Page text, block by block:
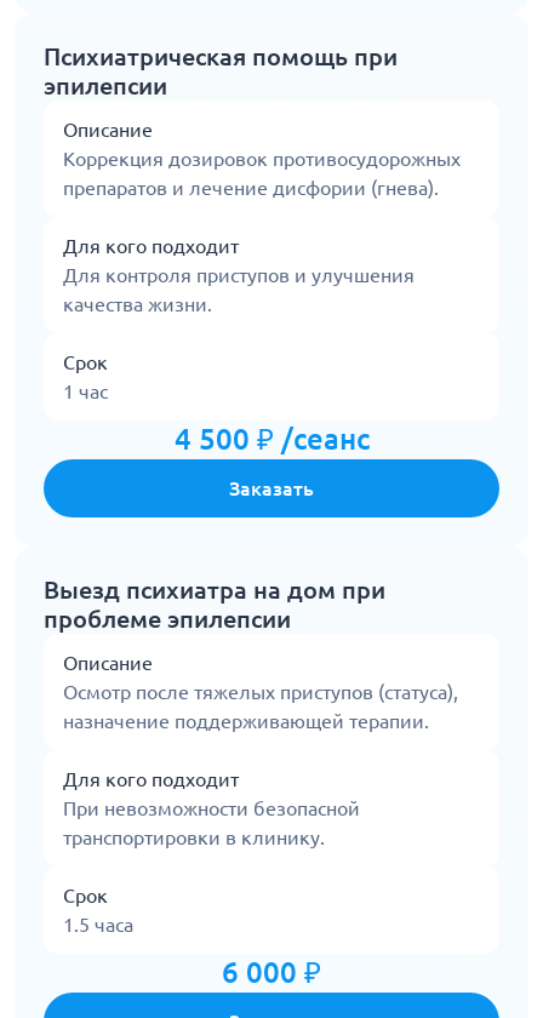
Психиатрическая помощь при
эпилепсии
Описание
Коррекция дозировок противосудорожных
препаратов и лечение дисфории (гнева).
Для кого подходит
Для контроля приступов и улучшения
качества жизни.
Срок
1 час
4 500 ₽ /сеанс
Заказать
Выезд психиатра на дом при
проблеме эпилепсии
Описание
Осмотр после тяжелых приступов (статуса),
назначение поддерживающей терапии.
Для кого подходит
При невозможности безопасной
транспортировки в клинику.
Срок
1.5 часа
6 000 ₽